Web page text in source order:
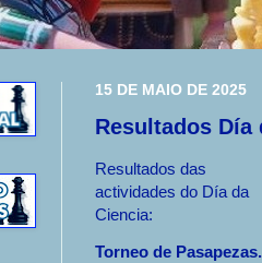
15 DE MAIO DE 2025
Resultados Día
Resultados das
actividades do Día da
Ciencia:
Torneo de Pasapezas.